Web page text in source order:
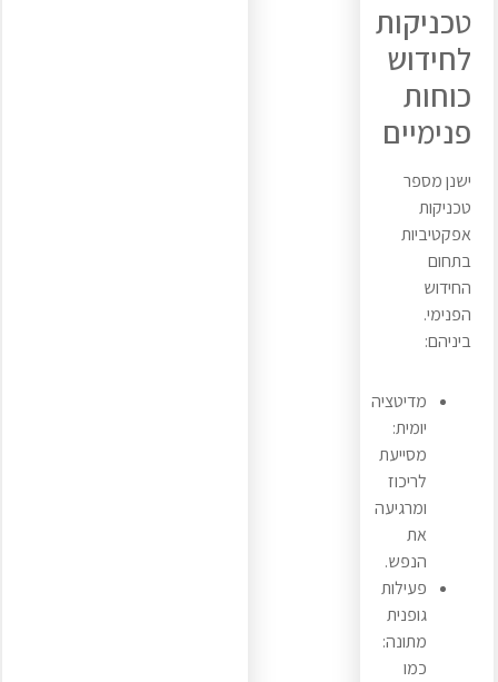
טכניקות
לחידוש
כוחות
פנימיים
ישנן מספר
טכניקות
אפקטיביות
בתחום
החידוש
הפנימי.
ביניהם:
מדיטציה
יומית:
מסייעת
לריכוז
ומרגיעה
את
הנפש.
פעילות
גופנית
מתונה:
כמו